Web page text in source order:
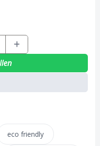
eco friendly